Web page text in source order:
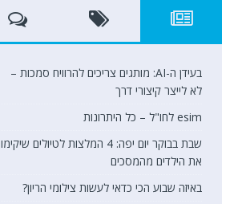
בעידן ה-AI: מותגים צריכים להרוויח סמכות –
לא לייצר קיצורי דרך
esim לחו"ל – כל היתרונות
שבת בבוקר יום יפה: 4 המלצות לטיולים שיקימו
את הילדים מהמסכים
באיזה שבוע הכי כדאי לעשות צילומי הריון?